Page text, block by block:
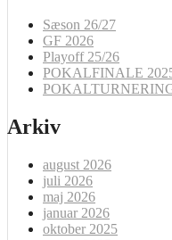
Sæson 26/27
GF 2026
Playoff 25/26
POKALFINALE
Arkiv
august 2026
juli 2026
maj 2026
januar 2026
oktober 2025